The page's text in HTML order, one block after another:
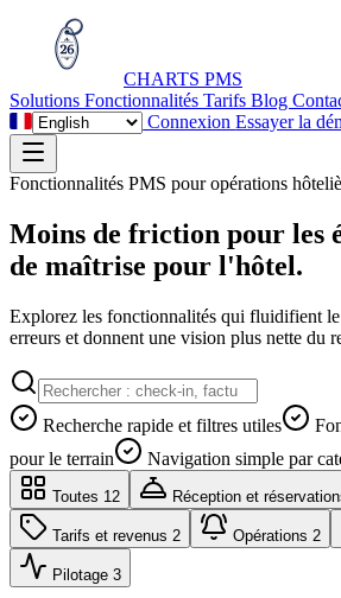
CHARTS PMS
Solutions Fonctionnalités Tarifs Blog
ConnexionEssayer la
Fonctionnalités PMS pour opérations
Moins de friction pour les
de maîtrise pour l'hôtel.
Explorez les fonctionnalités qui fluidifient
erreurs et donnent une vision plus nette du
Recherche rapide et filtres utiles
pour le terrain
Navigation simple par
Toutes 12 Réception et
Tarifs et revenus 2 Opérations 2
Pilotage 3